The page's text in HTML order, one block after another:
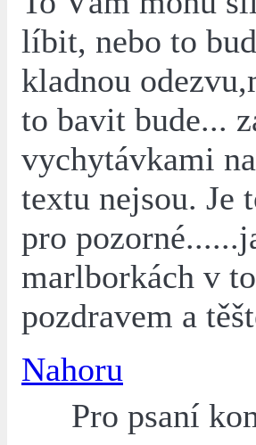
líbit, nebo to
kladnou
to bavit bude...
vychytávkami
textu nejsou. Je
pro
marlborkách v
pozdravem a
Nahoru
Pro psaní